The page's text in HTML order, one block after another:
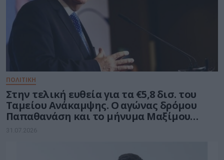
ΠΟΛΙΤΙΚΗ
Στην τελική ευθεία για τα €5,8 δισ. του
Ταμείου Ανάκαμψης. Ο αγώνας δρόμου
Παπαθανάση και το μήνυμα Μαξίμου
στους υπουργούς
31.07.2026